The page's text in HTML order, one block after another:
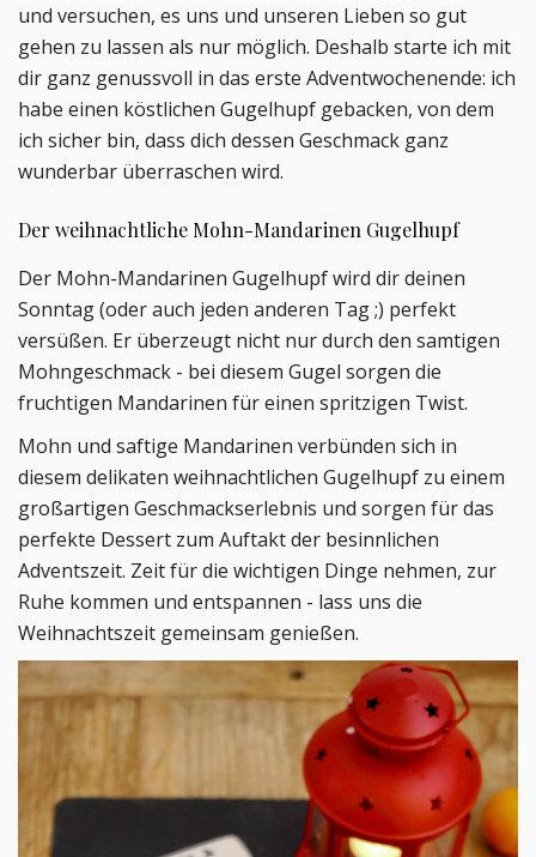
und versuchen, es uns und unseren Lieben so gut
gehen zu lassen als nur möglich. Deshalb starte ich mit
dir ganz genussvoll in das erste Adventwochenende: ich
habe einen köstlichen Gugelhupf gebacken, von dem
ich sicher bin, dass dich dessen Geschmack ganz
wunderbar überraschen wird.
Der weihnachtliche Mohn-Mandarinen Gugelhupf
Der Mohn-Mandarinen Gugelhupf wird dir deinen
Sonntag (oder auch jeden anderen Tag ;) perfekt
versüßen. Er überzeugt nicht nur durch den samtigen
Mohngeschmack - bei diesem Gugel sorgen die
fruchtigen Mandarinen für einen spritzigen Twist.
Mohn und saftige Mandarinen verbünden sich in
diesem delikaten weihnachtlichen Gugelhupf zu einem
großartigen Geschmackserlebnis und sorgen für das
perfekte Dessert zum Auftakt der besinnlichen
Adventszeit. Zeit für die wichtigen Dinge nehmen, zur
Ruhe kommen und entspannen - lass uns die
Weihnachtszeit gemeinsam genießen.